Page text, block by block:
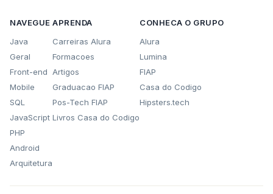
NAVEGUE
Java
Geral
Front-end
Mobile
SQL
JavaScript
PHP
Android
Arquitetura
APRENDA
Carreiras Alura
Formacoes
Artigos
Graduacao FIAP
Pos-Tech FIAP
Livros Casa do Codigo
CONHECA O GRUPO
Alura
Lumina
FIAP
Casa do Codigo
Hipsters.tech